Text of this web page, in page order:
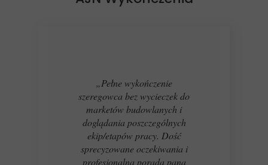
„Pełne wykończenie
szeregowca bez wycieczek do
marketów budowlanych i
doglądania poszczególnych
ekip/etapów pracy. Dość
sprecyzowane oczekiwania i
profesjonalna porada pana